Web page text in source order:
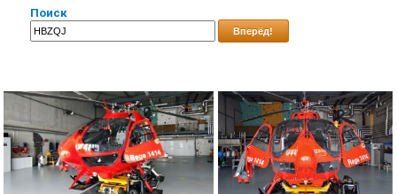
Поиск
Вперёд!